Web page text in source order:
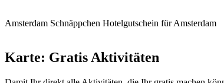
Amsterdam Schnäppchen Hotelgutschein für Amsterdam
Karte: Gratis Aktivitäten